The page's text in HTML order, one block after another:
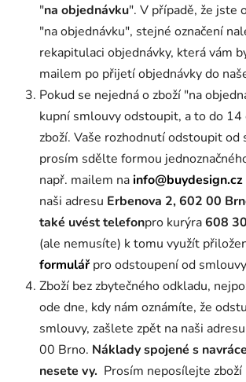
"na objednávku". V případě, že jste
"na objednávku", stejné označení
rekapitulaci objednávky, která vám
mailem po přijetí objednávky do
Pokud se nejedná o zboží "na
kupní smlouvy odstoupit, a to do
zboží. Vaše rozhodnutí odstoupit od
prosím sdělte formou
např. mailem nainfo@buydesign.cz
naši adresu Erbenova 2, 602 00
také uvést telefonpro kurýra608
(ale nemusíte) k tomu využít
formulářpro odstoupení od
Zboží bez zbytečného odkladu,
ode dne, kdy nám oznámíte, že
smlouvy, zašlete zpět na naši
00 Brno. Náklady spojené s
nesete vy. Prosím neposílejte zboží